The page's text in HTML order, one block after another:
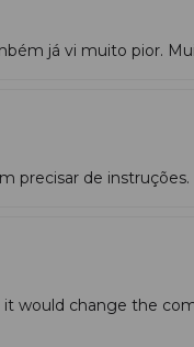
Infrared?
em campo.
inúmeros ciclos
e a aderência à
do
já vi muito pior.
precisar de
would change the